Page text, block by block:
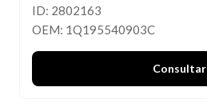
ID: 2802163
OEM: 1Q195540903C
Consultar